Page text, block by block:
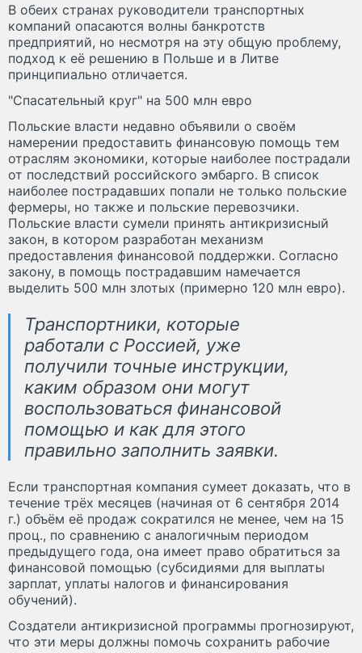
В обеих странах руководители транспортных
компаний опасаются волны банкротств
предприятий, но несмотря на эту общую проблему,
подход к её решению в Польше и в Литве
принципиально отличается.
"Спасательный круг" на 500 млн евро
Польские власти недавно объявили о своём
намерении предоставить финансовую помощь тем
отраслям экономики, которые наиболее пострадали
от последствий российского эмбарго. В список
наиболее пострадавших попали не только польские
фермеры, но также и польские перевозчики.
Польские власти сумели принять антикризисный
закон, в котором разработан механизм
предоставления финансовой поддержки. Согласно
закону, в помощь пострадавшим намечается
выделить 500 млн злотых (примерно 120 млн евро).
Транспортники, которые
работали с Россией, уже
получили точные инструкции,
каким образом они могут
воспользоваться финансовой
помощью и как для этого
правильно заполнить заявки.
Если транспортная компания сумеет доказать, что в
течение трёх месяцев (начиная от 6 сентября 2014
г.) объём её продаж сократился не менее, чем на 15
проц., по сравнению с аналогичным периодом
предыдущего года, она имеет право обратиться за
финансовой помощью (субсидиями для выплаты
зарплат, уплаты налогов и финансирования
обучений).
Создатели антикризисной программы прогнозируют,
что эти меры должны помочь сохранить рабочие